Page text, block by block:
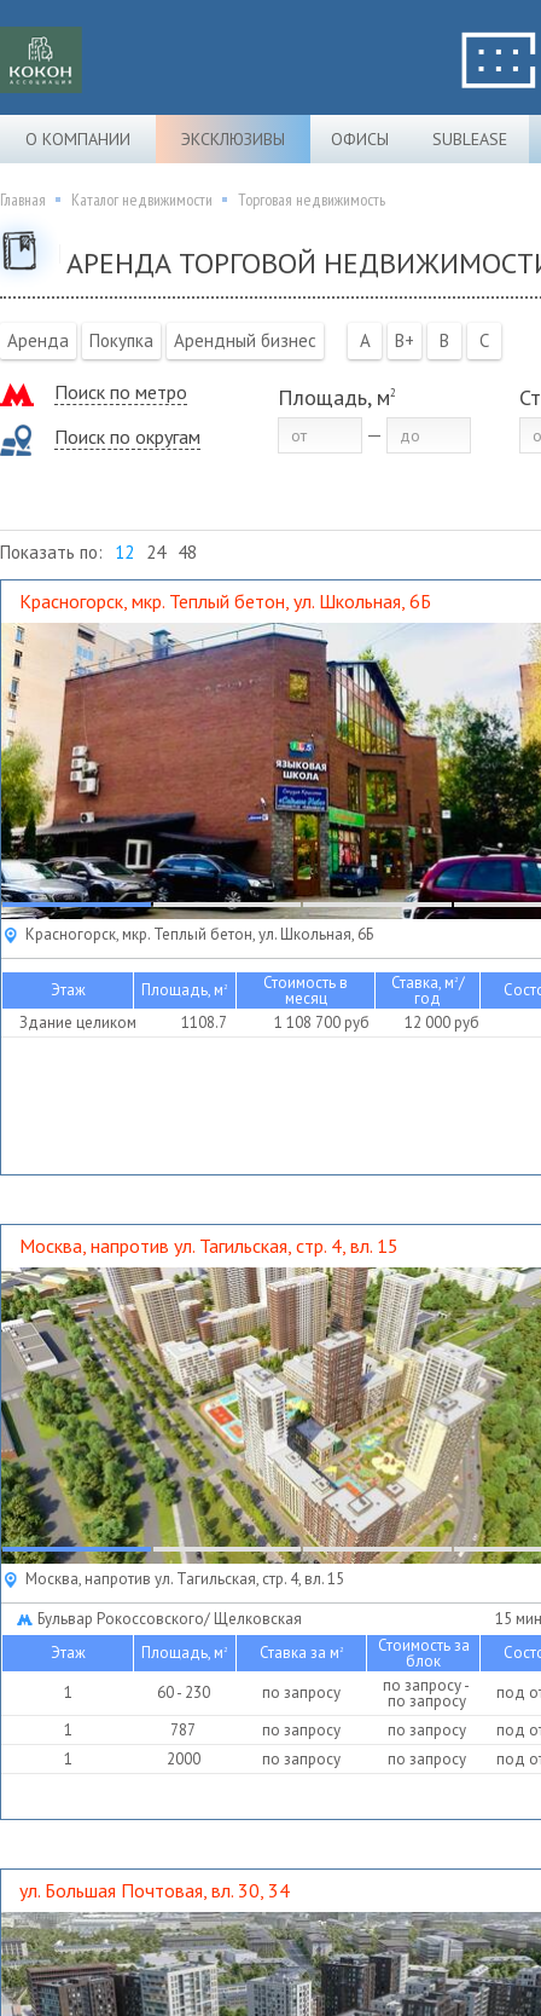
О КОМПАНИИ ЭКСКЛЮЗИВЫ ОФИСЫ SUBLEASE
Главная Каталог недвижимости Торговая недвижимость
АРЕНДА ТОРГОВОЙ
Аренда Покупка Арендный бизнес A B+ B C
Поиск по метро
Поиск по округам
Площадь, м2
Показать по: 12 24 48
Красногорск, мкр. Теплый бетон, ул. Школьная, 6Б
Красногорск, мкр. Теплый бетон, ул. Школьная, 6Б
Этаж Площадь, м2 Стоимость в
месяц
Ставка, м2/
год
Здание целиком
1108.7 1 108 700руб 12 000руб
Москва, напротив ул. Тагильская, стр. 4, вл. 15
Москва, напротив ул. Тагильская, стр. 4, вл. 15
Бульвар Рокоссовского/ Щелковская
15
Этаж
Площадь, м2 Ставка за м2 Стоимость за
блок
1
60 - 230 по запросу по запросу -
по запросу
под
1
787 по запросу по запросу
под
1
2000 по запросу по запросу под
ул. Большая Почтовая, вл. 30, 34